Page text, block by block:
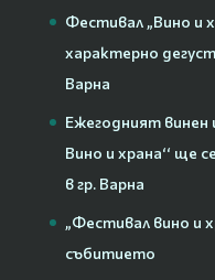
Фестивал „Вино и
характерно
Варна
Ежегодният винен
Вино и храна‘‘ ще
в гр. Варна
„Фестивал вино и
събитието